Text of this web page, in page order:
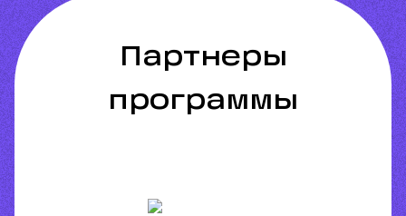
партнеры
программы